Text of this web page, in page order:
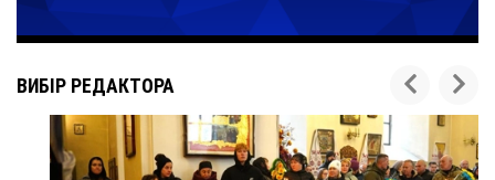
ВИБІР РЕДАКТОРА